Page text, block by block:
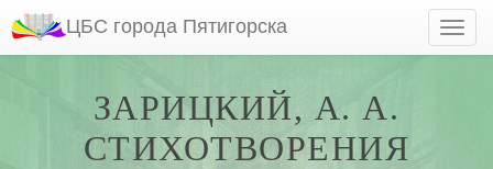
ЦБС города Пятигорска
ЗАРИЦКИЙ, А. А.
СТИХОТВОРЕНИЯ